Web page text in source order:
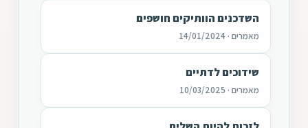
השדכנים הוותיקים חושפים
מאמרים · 14/01/2024
שידוכים לדתיים
מאמרים · 10/03/2025